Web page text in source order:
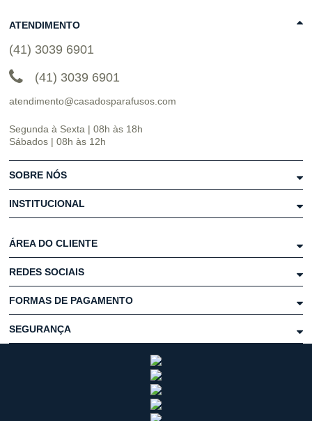
ATENDIMENTO
(41) 3039 6901
(41) 3039 6901
atendimento@casadosparafusos.com
Segunda à Sexta | 08h às 18h
Sábados | 08h às 12h
SOBRE NÓS
INSTITUCIONAL
ÁREA DO CLIENTE
REDES SOCIAIS
FORMAS DE PAGAMENTO
SEGURANÇA